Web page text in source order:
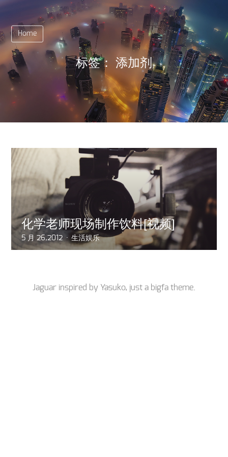
Home
标签： 添加剂
化学老师现场制作饮料[视频]
5 月 26,2012 生活娱乐
Jaguar inspired by Yasuko, just a bigfa theme.